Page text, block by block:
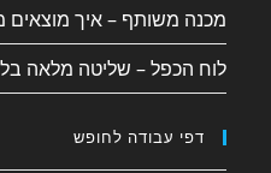
מכנה משותף – איך
לוח הכפל – שליטה מלאה
דפי עבודה לחופש